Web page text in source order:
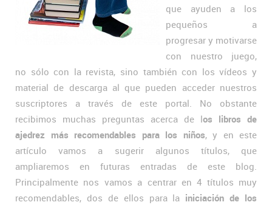
que ayuden a los
pequeños a
progresar y motivarse
con nuestro juego,
no sólo con la revista, sino también con los vídeos y
material de descarga al que pueden acceder nuestros
suscriptores a través de este portal. No obstante
recibimos muchas preguntas acerca de los libros de
ajedrez más recomendables para los niños, y en este
artículo vamos a sugerir algunos títulos, que
ampliaremos en futuras entradas de este blog.
Principalmente nos vamos a centrar en 4 títulos muy
recomendables, dos de ellos para la iniciación de los